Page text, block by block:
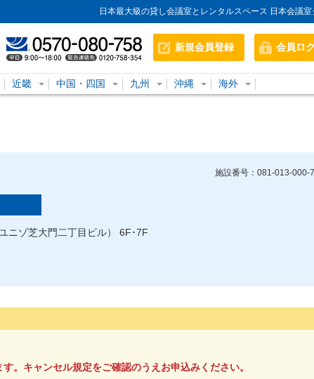
日本最大級の貸し会議室とレンタルスペース 日本会議
新規会員登録 会員ロ
近畿 中国・四国 九州 沖縄 海外
施設番号：081-013-000-
ゾ芝大門二丁目ビル） 6F･7F
。キャンセル規定をご確認のうえお申込みください。